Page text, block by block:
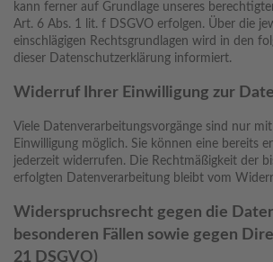
kann ferner auf Grundlage unseres
Art. 6 Abs. 1 lit. f DSGVO erfolgen. Über die
einschlägigen Rechtsgrundlagen wird in den
dieser Datenschutzerklärung informiert.
Widerruf Ihrer Einwilligung zur
Viele Datenverarbeitungsvorgänge sind nur
Einwilligung möglich. Sie können eine bereits
jederzeit widerrufen. Die Rechtmäßigkeit der
erfolgten Datenverarbeitung bleibt vom
Widerspruchsrecht gegen die
besonderen Fällen sowie gegen
21 DSGVO)